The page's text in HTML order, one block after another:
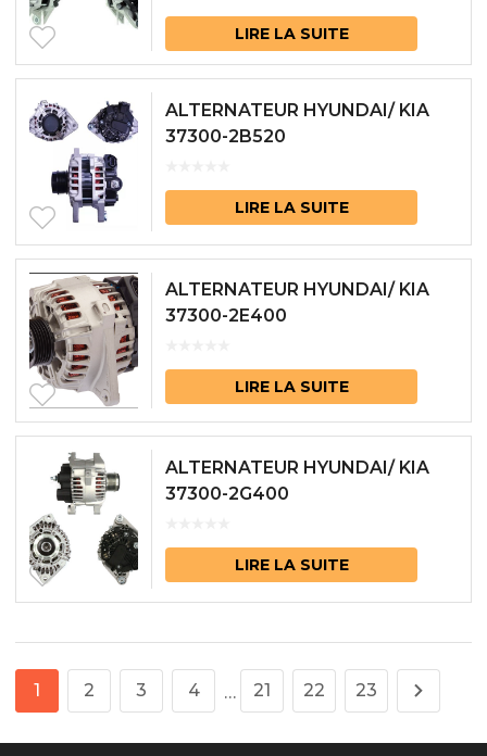
LIRE LA SUITE
ALTERNATEUR HYUNDAI/ KIA
37300-2B520
LIRE LA SUITE
ALTERNATEUR HYUNDAI/ KIA
37300-2E400
LIRE LA SUITE
ALTERNATEUR HYUNDAI/ KIA
37300-2G400
LIRE LA SUITE
1 2 3 4 … 21 22 23